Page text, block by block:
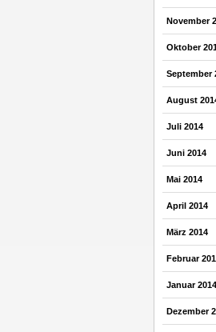
November
Oktober
September
August
Juli 2014
Juni 2014
Mai 2014
April 2014
März 2014
Februar
Januar 2014
Dezember